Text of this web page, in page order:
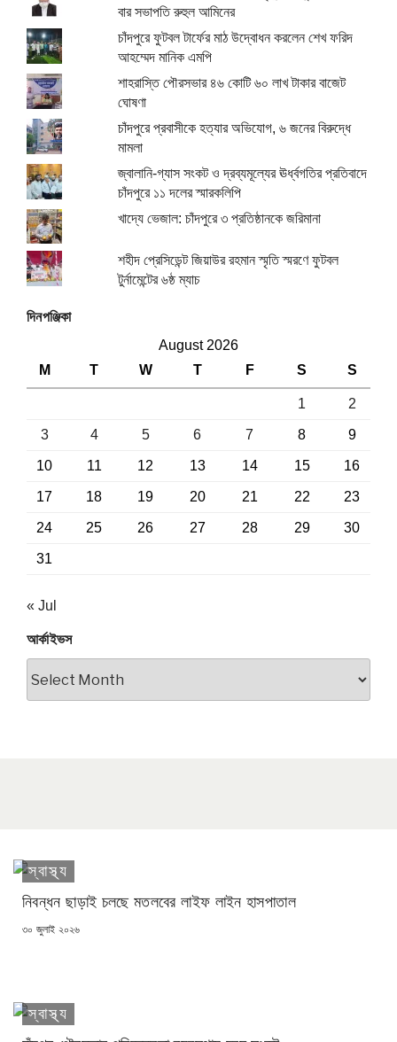
বার সভাপতি রুহুল আমিনের
চাঁদপুরে ফুটবল টার্ফের মাঠ উদ্বোধন করলেন শেখ ফরিদ
আহম্মেদ মানিক এমপি
শাহরাস্তি পৌরসভার ৪৬ কোটি ৬০ লাখ টাকার বাজেট
ঘোষণা
চাঁদপুরে প্রবাসীকে হত্যার অভিযোগ, ৬ জনের বিরুদ্ধে
মামলা
জ্বালানি-গ্যাস সংকট ও দ্রব্যমূল্যের ঊর্ধ্বগতির প্রতিবাদে
চাঁদপুরে ১১ দলের স্মারকলিপি
খাদ্যে ভেজাল: চাঁদপুরে ৩ প্রতিষ্ঠানকে জরিমানা
শহীদ প্রেসিডেন্ট জিয়াউর রহমান স্মৃতি স্মরণে ফুটবল
টুর্নামেন্টের ৬ষ্ঠ ম্যাচ
দিনপঞ্জিকা
August 2026
M
T W T F S S
1 2
3 4 5 6 7 8 9
10 11 12 13 14 15 16
17 18 19 20 21 22 23
24 25 26 27 28 29 30
31
« Jul
আর্কাইভস
স্বাস্থ্য
নিবন্ধন ছাড়াই চলছে মতলবের লাইফ লাইন হাসপাতাল
POSTED
৩০ জুলাই ২০২৬
স্বাস্থ্য